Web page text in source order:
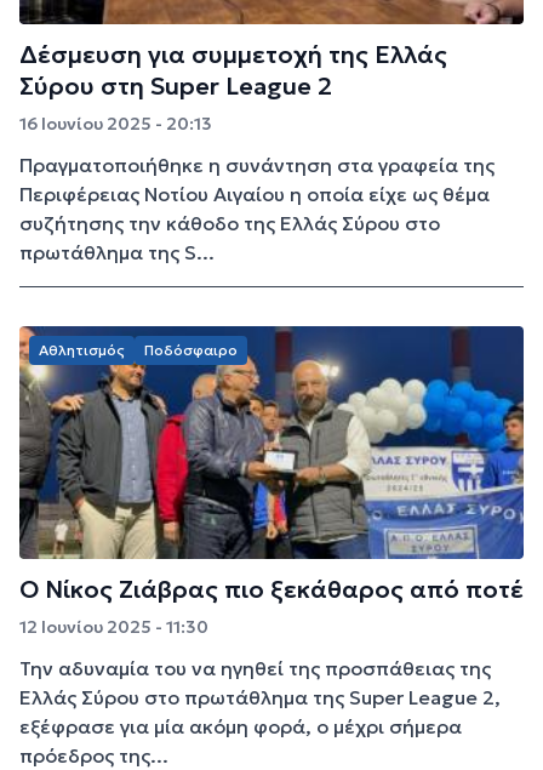
Δέσμευση για συμμετοχή της Ελλάς
Σύρου στη Super League 2
16 Ιουνίου 2025 - 20:13
Πραγματοποιήθηκε η συνάντηση στα γραφεία της
Περιφέρειας Νοτίου Αιγαίου η οποία είχε ως θέμα
συζήτησης την κάθοδο της Ελλάς Σύρου στο
πρωτάθλημα της S...
Αθλητισμός Ποδόσφαιρο
Ο Νίκος Ζιάβρας πιο ξεκάθαρος από ποτέ
12 Ιουνίου 2025 - 11:30
Την αδυναμία του να ηγηθεί της προσπάθειας της
Ελλάς Σύρου στο πρωτάθλημα της Super League 2,
εξέφρασε για μία ακόμη φορά, ο μέχρι σήμερα
πρόεδρος της...